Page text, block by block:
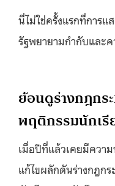
นี่ไม่ใช่ครั้งแรกที่การแ
รัฐพยายามกำกับและ
ย้อนดูร่างกฎกร
พฤติกรรมนักเรี
เมื่อปีที่แล้วเคยมีควา
แก้ไขผลักดันร่างกฎก